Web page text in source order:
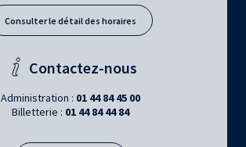
Consulter le détail des horaires
Contactez-nous
Administration : 01 44 84 45 00
Billetterie : 01 44 84 44 84